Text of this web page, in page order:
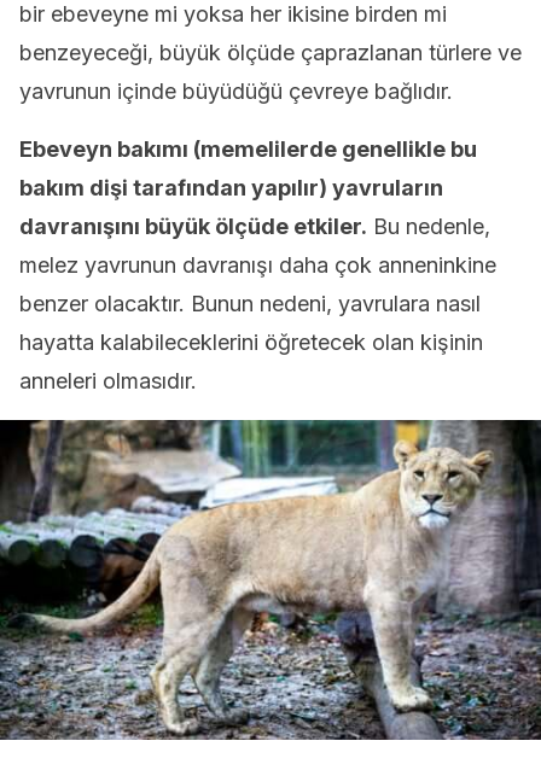
bir ebeveyne mi yoksa her ikisine birden mi
benzeyeceği, büyük ölçüde çaprazlanan türlere ve
yavrunun içinde büyüdüğü çevreye bağlıdır.
Ebeveyn bakımı (memelilerde genellikle bu
bakım dişi tarafından yapılır) yavruların
davranışını büyük ölçüde etkiler. Bu nedenle,
melez yavrunun davranışı daha çok anneninkine
benzer olacaktır. Bunun nedeni, yavrulara nasıl
hayatta kalabileceklerini öğretecek olan kişinin
anneleri olmasıdır.